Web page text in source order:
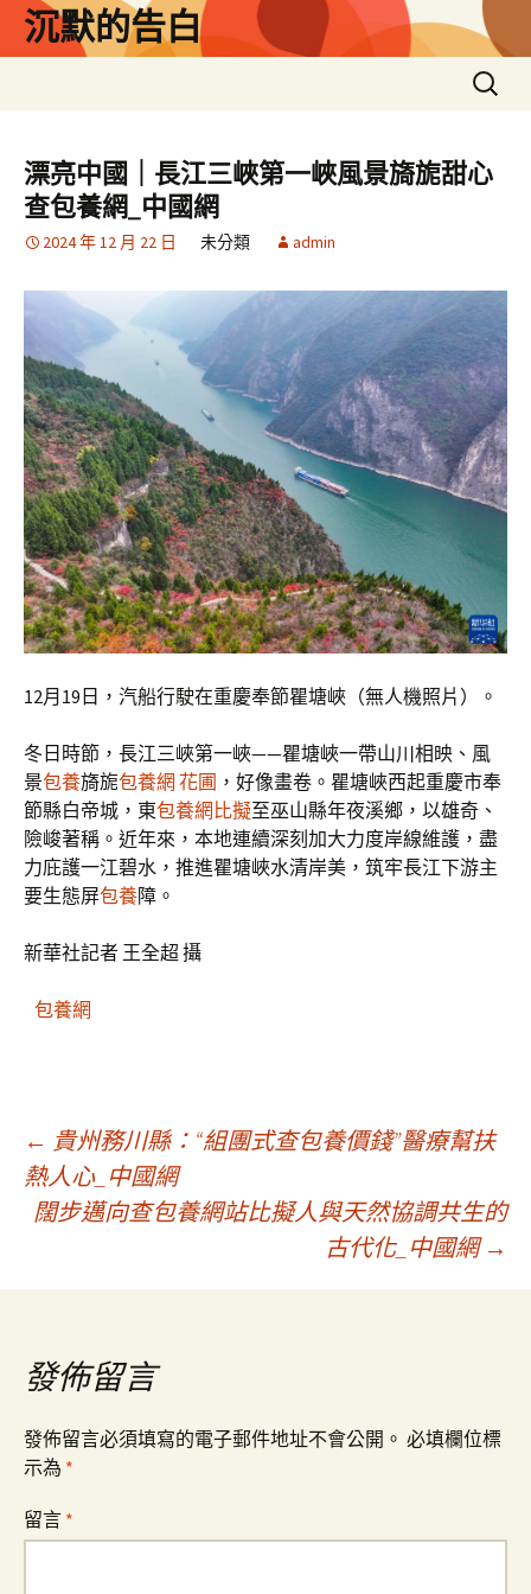
沉默的告白
搜
尋
鍵
字:
漂亮中國｜長江三峽第一峽風景旖旎甜心
查包養網_中國網
2024 年 12 月 22 日 未分類 admin
12月19日，汽船行駛在重慶奉節瞿塘峽（無人機照片）。
冬日時節，長江三峽第一峽——瞿塘峽一帶山川相映、風
景包養旖旎包養網 花圃 ，好像畫卷。瞿塘峽西起重慶市奉
節縣白帝城，東包養網比擬至巫山縣年夜溪鄉，以雄奇、
險峻著稱。近年來，本地連續深刻加大力度岸線維護，盡
力庇護一江碧水，推進瞿塘峽水清岸美，筑牢長江下游主
要生態屏包養障。
新華社記者 王全超 攝
包養網
文
章
導
覽
← 貴州務川縣：“組團式查包養價錢”醫療幫扶
熱人心_中國網
闊步邁向查包養網站比擬人與天然協調共生的
古代化_中國網 →
發佈留言
發佈留言必須填寫的電子郵件地址不會公開。 必填欄位標
示為 *
留言 *